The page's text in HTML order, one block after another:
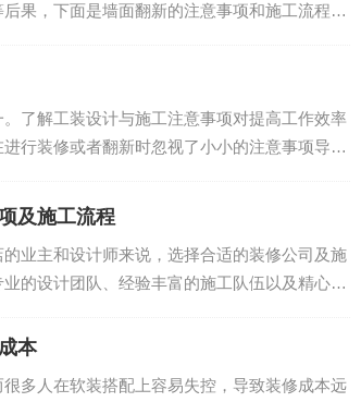
果，下面是墙面翻新的注意事项和施工流程。
了解工装设计与施工注意事项对提高工作效率
行装修或者翻新时忽视了小小的注意事项导致
及施工流程
业主和设计师来说，选择合适的装修公司及施
的设计团队、经验丰富的施工队伍以及精心的
本
多人在软装搭配上容易失控，导致装修成本远